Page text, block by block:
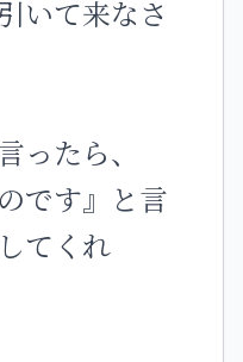
いて来なさ
ったら、
です』と言
てくれ